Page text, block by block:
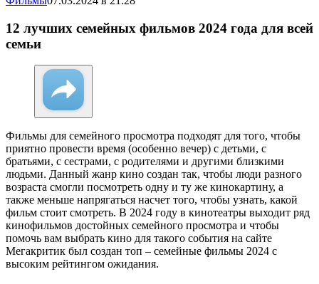
12 лучших семейных фильмов 2024 года для всей
семьи
Фильмы для семейного просмотра подходят для того, чтобы
приятно провести время (особенно вечер) с детьми, с
братьями, с сестрами, с родителями и другими близкими
людьми. Данный жанр кино создан так, чтобы люди разного
возраста смогли посмотреть одну и ту же кинокартину, а
также меньше напрягаться насчет того, чтобы узнать, какой
фильм стоит смотреть. В 2024 году в кинотеатры выходит ряд
кинофильмов достойных семейного просмотра и чтобы
помочь вам выбрать кино для такого события на сайте
Мегакритик был создан топ – семейные фильмы 2024 с
высоким рейтингом ожидания.